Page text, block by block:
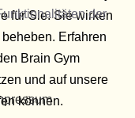
für Sie. Sie wirken
Erfahren
Brain Gym
und auf unsere
können.
der